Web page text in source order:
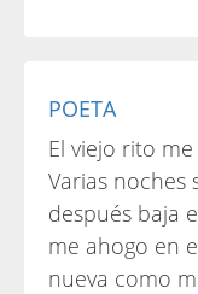
POETA
El viejo rito
Varias noches
después baja
me ahogo en
nueva como